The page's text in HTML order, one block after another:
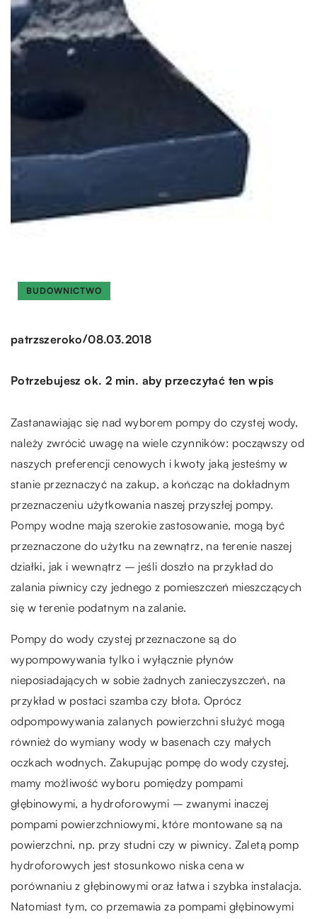
BUDOWNICTWO
patrzszeroko/08.03.2018
Potrzebujesz ok. 2 min. aby przeczytać ten wpis
Zastanawiając się nad wyborem pompy do czystej wody,
należy zwrócić uwagę na wiele czynników: począwszy od
naszych preferencji cenowych i kwoty jaką jesteśmy w
stanie przeznaczyć na zakup, a kończąc na dokładnym
przeznaczeniu użytkowania naszej przyszłej pompy.
Pompy wodne mają szerokie zastosowanie, mogą być
przeznaczone do użytku na zewnątrz, na terenie naszej
działki, jak i wewnątrz – jeśli doszło na przykład do
zalania piwnicy czy jednego z pomieszczeń mieszczących
się w terenie podatnym na zalanie.
Pompy do wody czystej przeznaczone są do
wypompowywania tylko i wyłącznie płynów
nieposiadających w sobie żadnych zanieczyszczeń, na
przykład w postaci szamba czy błota. Oprócz
odpompowywania zalanych powierzchni służyć mogą
również do wymiany wody w basenach czy małych
oczkach wodnych. Zakupując pompę do wody czystej,
mamy możliwość wyboru pomiędzy pompami
głębinowymi, a hydroforowymi – zwanymi inaczej
pompami powierzchniowymi, które montowane są na
powierzchni, np. przy studni czy w piwnicy. Zaletą pomp
hydroforowych jest stosunkowo niska cena w
porównaniu z głębinowymi oraz łatwa i szybka instalacja.
Natomiast tym, co przemawia za pompami głębinowymi